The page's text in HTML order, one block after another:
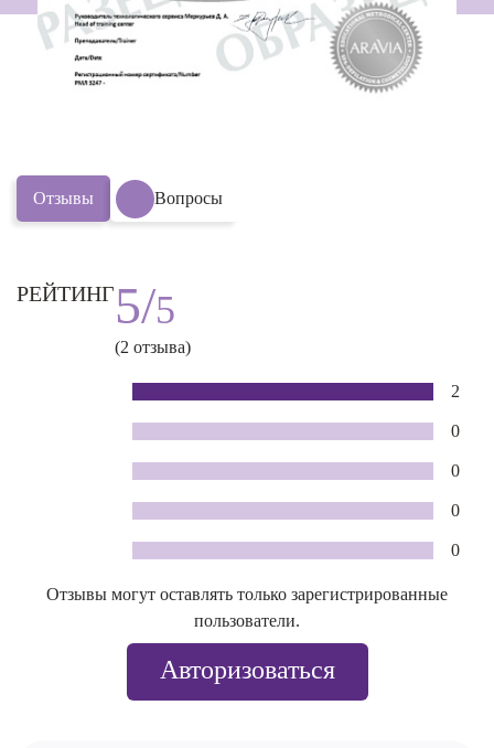
Отзывы Вопросы
РЕЙТИНГ5/5
(2 отзыва)
2
0
0
0
0
Отзывы могут оставлять только зарегистрированные
пользователи.
Авторизоваться